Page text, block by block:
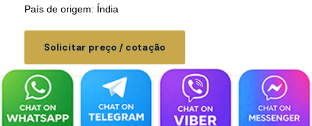
País de origem: Índia
Solicitar preço / cotação